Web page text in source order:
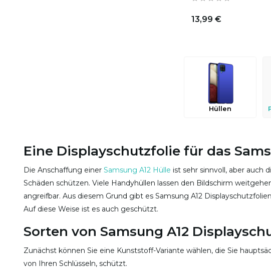
13,99 €
Hüllen
Eine Displayschutzfolie für das
Die Anschaffung einer Samsung A12 Hülle ist sehr sinnvoll, aber auch
Schäden schützen. Viele Handyhüllen lassen den Bildschirm
angreifbar. Aus diesem Grund gibt es Samsung A12
Auf diese Weise ist es auch geschützt.
Sorten von Samsung A12
Zunächst können Sie eine Kunststoff-Variante wählen, die Sie
von Ihren Schlüsseln, schützt.